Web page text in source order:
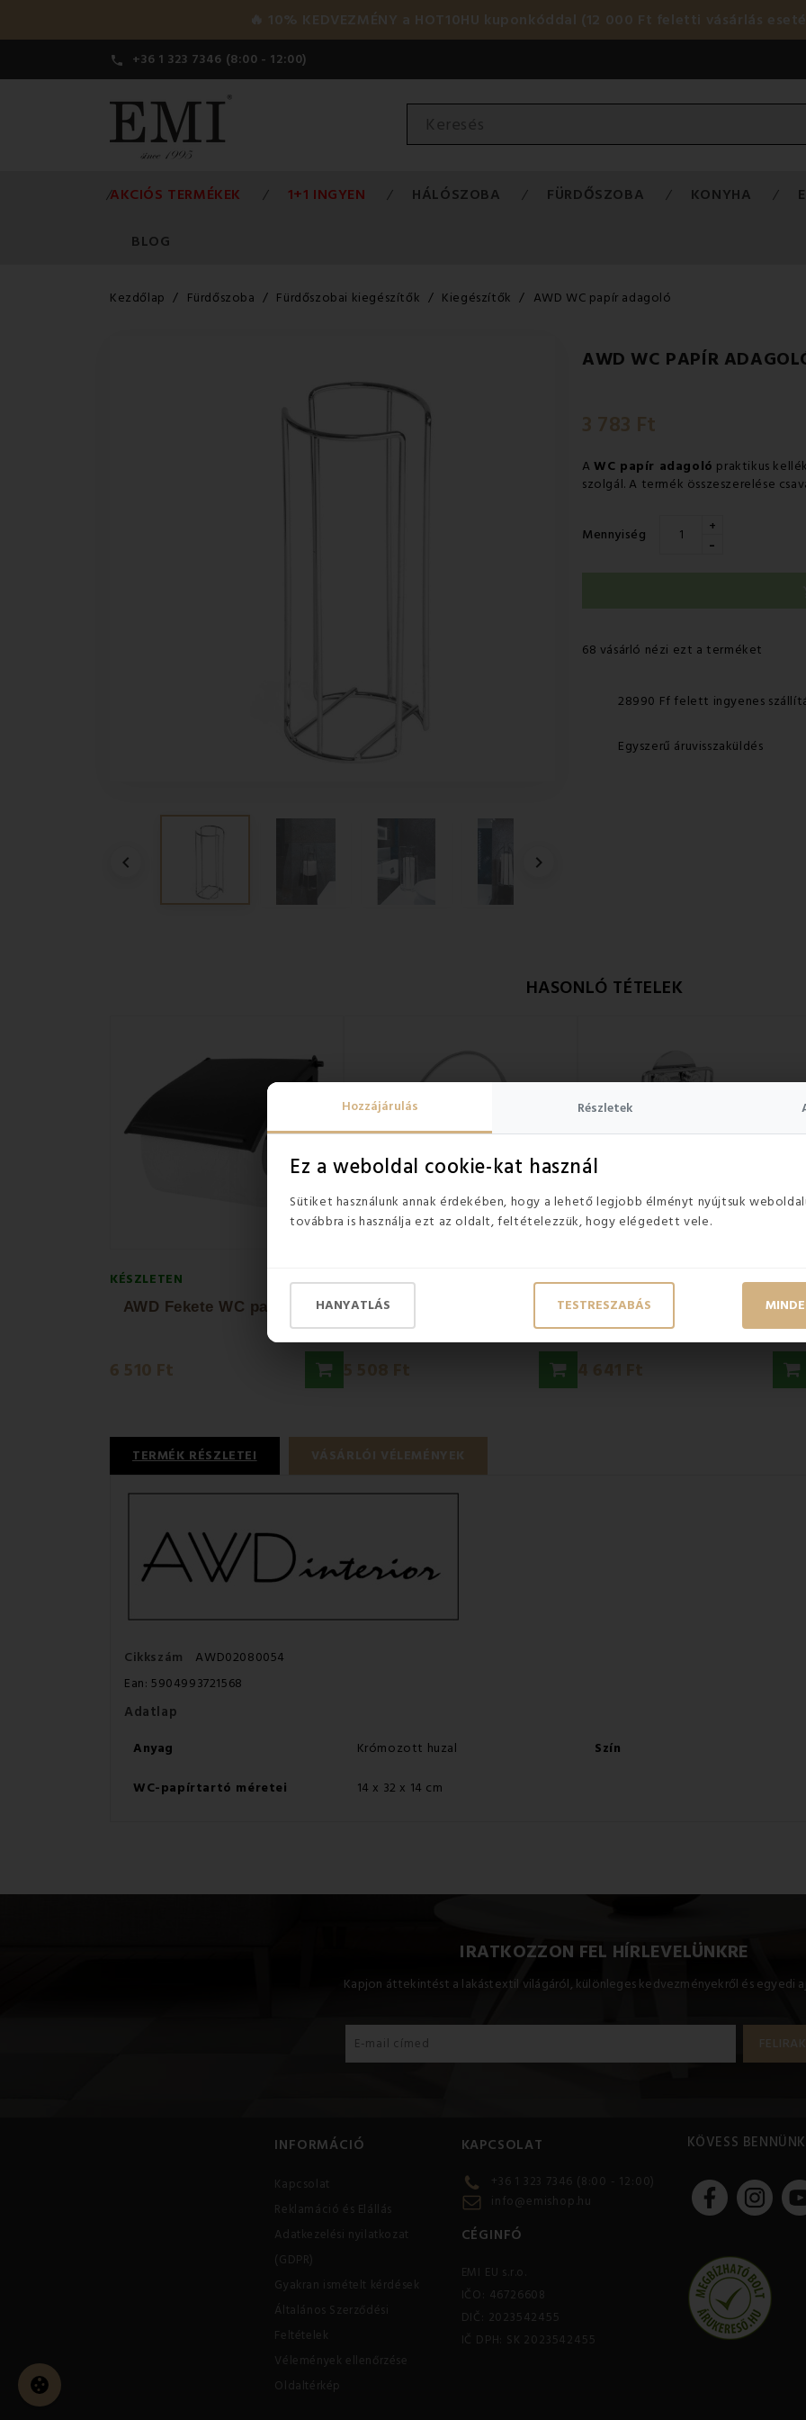
Hozzájárulás Részletek
Ez a weboldal cookie-kat használ
Sütiket használunk annak érdekében, hogy a lehető legjobb élményt nyújtsuk
továbbra is használja ezt az oldalt, feltételezzük, hogy elégedett vele.
HANYATLÁS TESTRESZABÁS
🔥 10% KEDVEZMÉNY a HOT10HU kuponkóddal (12 000 Ft feletti vásárlás
 +36 1 323 7346 (8:00 - 12:00)
AKCIÓS TERMÉKEK 1+1 INGYEN HÁLÓSZOBA FÜRDŐSZOBA KONYHA
BLOG
Kezdőlap Fürdőszoba Fürdőszobai kiegészítők Kiegészítők AWD WC papír adagoló
 
AWD WC PAPÍR
3 783 Ft
AWC papír adagoló praktikus
szolgál. A termék összeszerelése
Mennyiség +
-
68 vásárló nézi ezt a terméket
28990 Ff felett ingyenes
Egyszerű áruvisszaküldés
HASONLÓ TÉTELEK
KÉSZLETEN
AWD Fekete WC papír tartó
6 510 Ft
KÉSZLETEN
AWD kozmetikai állótükör
5 508 Ft
KÉSZLETEN
AWD Króm WC papír tartó
4 641 Ft
TERMÉK RÉSZLETEI VÁSÁRLÓI VÉLEMÉNYEK
Cikkszám
AWD02080054
Ean: 5904993721568
Adatlap
Anyag Krómozott huzal Szín
WC-papírtartó méretei 14 x 32 x 14 cm
IRATKOZZON FEL HÍRLEVELÜNKRE
Kapjon áttekintést a lakástextil világáról, különleges kedvezményekről és egyedi
INFORMÁCIÓ
Kapcsolat
Reklamáció és Elállás
Adatkezelési nyilatkozat
(GDPR)
Gyakran ismételt kérdések
Általános Szerződési
Feltételek
Vélemények ellenőrzése
Oldaltérkép
KAPCSOLAT
+36 1 323 7346 (8:00 - 12:00)
info@emishop.hu
CÉGINFÓ
EMI EU s.r.o.
IČO: 46726608
DIČ: 2023542455
IČ DPH: SK 2023542455
KÖVESS